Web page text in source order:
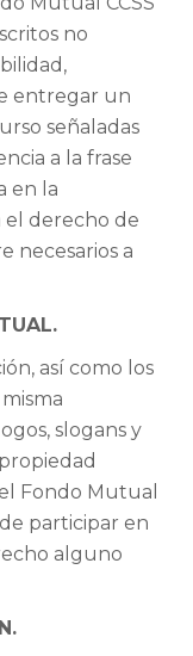
no
entregar un
señaladas
a la frase
en la
el derecho de
necesarios a
así como los
slogans y
Fondo Mutual
participar en
alguno